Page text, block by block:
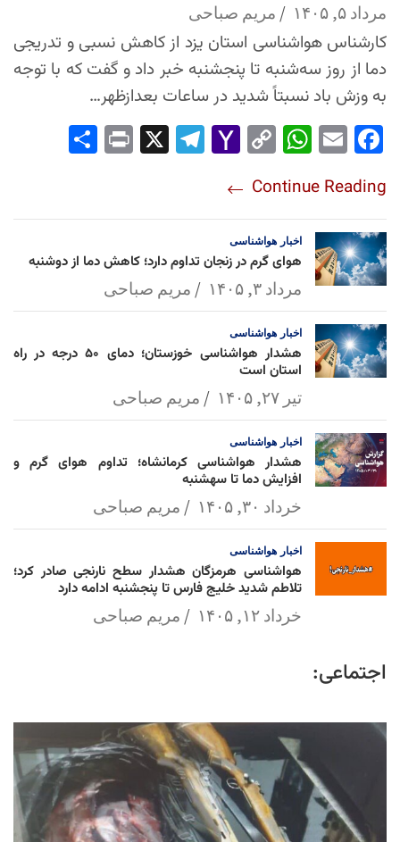
مرداد ۵, ۱۴۰۵ مریم صباحی
کارشناس هواشناسی استان یزد از کاهش نسبی و تدریجی
دما از روز سه‌شنبه تا پنجشنبه خبر داد و گفت که با توجه
به وزش باد نسبتاً شدید در ساعات بعدازظهر…
Fac
ok
Em
Wh
Ap
p
Co
Lin
k
Yah
l
Tel
Pri
Continue Reading
اخبار هواشناسی
هوای گرم در زنجان تداوم دارد؛ کاهش دما از دوشنبه
مرداد ۳, ۱۴۰۵ مریم صباحی
اخبار هواشناسی
هشدار هواشناسی خوزستان؛ دمای ۵۰ درجه در راه
استان است
تیر ۲۷, ۱۴۰۵ مریم صباحی
اخبار هواشناسی
هشدار هواشناسی کرمانشاه؛ تداوم هوای گرم و
افزایش دما تا سهشنبه
خرداد ۳۰, ۱۴۰۵ مریم صباحی
اخبار هواشناسی
هواشناسی هرمزگان هشدار سطح نارنجی صادر کرد؛
تلاطم شدید خلیج فارس تا پنجشنبه ادامه دارد
خرداد ۱۲, ۱۴۰۵ مریم صباحی
اجتماعی: